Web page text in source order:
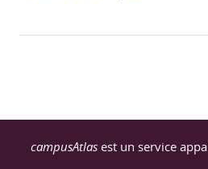
métriques suggérées
Diriger, planifier et
campusAtlas est un service